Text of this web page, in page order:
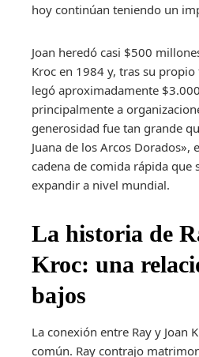
hoy continúan teniendo un
Joan heredó casi $500
Kroc en 1984 y, tras su
legó aproximadamente
principalmente a
generosidad fue tan grande
Juana de los Arcos Dorados»,
cadena de comida rápida que
expandir a nivel mundial.
La historia de
Kroc: una
bajos
La conexión entre Ray y Joan
común. Ray contrajo